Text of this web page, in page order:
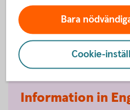
Key ID:
98123425
Fingerprint:
6D10 38EF FFF3
9812 3425
Information in
Bara
Cookie-